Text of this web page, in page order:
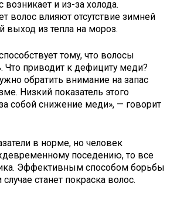
и из-за холода.
волос влияют отсутствие зимней
выход из тепла на мороз.
тому, что волосы
Что приводит к дефициту меди?
обратить внимание на запас
Низкий показатель этого
собой снижение меди», — говорит
в норме, но человек
поседению, то все
Эффективным способом борьбы
станет покраска волос.